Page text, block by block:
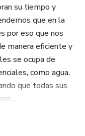
su tiempo y
que en la
por eso que nos
manera eficiente y
se ocupa de
como agua,
que todas sus